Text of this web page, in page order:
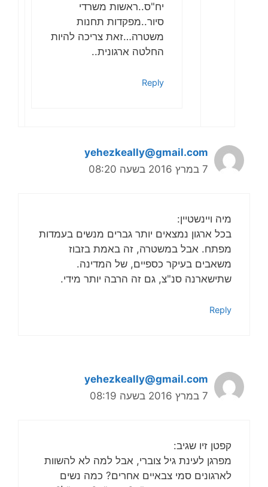
יח"ס..ראשות משרדי
סיור..מפקדות תחנות
משטרה…זאת צריכה להיות
החלטה ארגונית..
Reply
yehezkeally@gmail.com
7 במרץ 2016 בשעה 08:20
מיה ויינשטיין:
בכל ארגון נמצאים יותר גברים מנשים בעמדות
מפתח. אבל במשטרה, זה באמת בזבוז
משאבים בעיקר כספיים, של המדינה.
שתישארנה סנ"צ, גם זה הרבה יותר מידי.
Reply
yehezkeally@gmail.com
7 במרץ 2016 בשעה 08:19
קפטן זיו שגיב:
מפרגן לעינת גיל צוברי, אבל למה לא להשוות
לארגונים סמי צבאיים אחרים? כמה נשים